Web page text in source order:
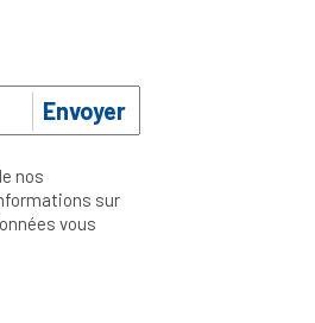
Envoyer
nos
sur
vous